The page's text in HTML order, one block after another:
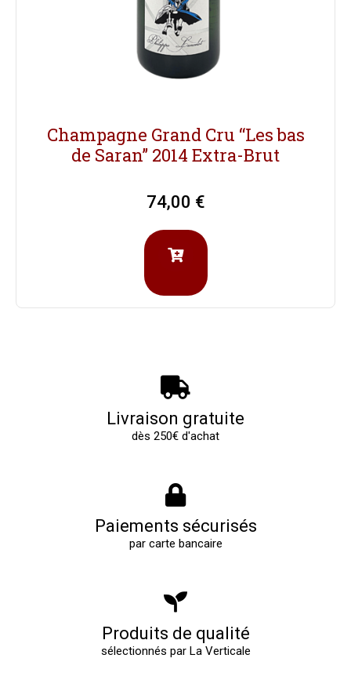
Champagne Grand Cru “Les bas
de Saran” 2014 Extra-Brut
74,00 €
Livraison gratuite
dès 250€ d'achat
Paiements sécurisés
par carte bancaire
Produits de qualité
sélectionnés par La Verticale